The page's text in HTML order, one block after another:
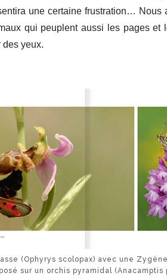
une certaine frustration…
qui peuplent aussi les pages
des yeux.
(Ophyrys scolopax) avec une
sur un orchis pyramidal (Anacamptis